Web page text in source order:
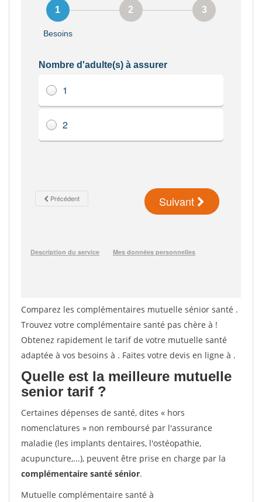
Comparez les complémentaires mutuelle sénior santé .
Trouvez votre complémentaire santé pas chère à !
Obtenez rapidement le tarif de votre mutuelle santé
adaptée à vos besoins à . Faites votre devis en ligne à .
Quelle est la meilleure mutuelle
senior tarif ?
Certaines dépenses de santé, dites « hors
nomenclatures » non remboursé par l'assurance
maladie (les implants dentaires, l'ostéopathie,
acupuncture,...), peuvent être prise en charge par la
complémentaire santé sénior.
Mutuelle complémentaire santé à